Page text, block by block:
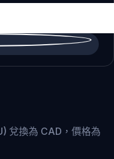
兌換為 CAD，價格為